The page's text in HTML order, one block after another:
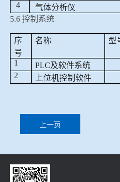
4
气体分析仪
5.6 控制系统
序
号
名称 型
1 PLC及软件系统
2
上位机控制软件
上一页